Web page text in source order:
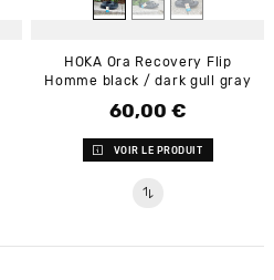
HOKA Ora Recovery Flip
Homme black / dark gull gray
Prix
60,00 €
VOIR LE PRODUIT